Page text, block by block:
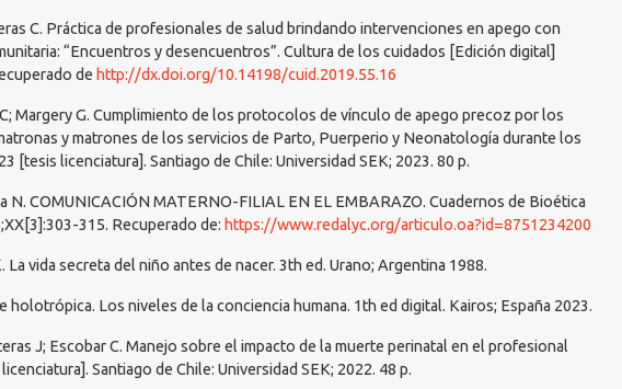
C. Práctica de profesionales de salud brindando intervenciones en apego con
“Encuentros y desencuentros”. Cultura de los cuidados [Edición digital]
de http://dx.doi.org/10.14198/cuid.2019.55.16
Margery G. Cumplimiento de los protocolos de vínculo de apego precoz por los
y matrones de los servicios de Parto, Puerperio y Neonatología durante los
[tesis licenciatura]. Santiago de Chile: Universidad SEK; 2023. 80 p.
N. COMUNICACIÓN MATERNO-FILIAL EN EL EMBARAZO. Cuadernos de Bioética
315. Recuperado de: https://www.redalyc.org/articulo.oa?id=8751234200
La vida secreta del niño antes de nacer. 3th ed. Urano; Argentina 1988.
holotrópica. Los niveles de la conciencia humana. 1th ed digital. Kairos; España 2023.
J; Escobar C. Manejo sobre el impacto de la muerte perinatal en el profesional
Santiago de Chile: Universidad SEK; 2022. 48 p.